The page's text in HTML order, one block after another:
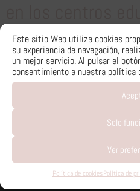
Este sitio Web utiliza cookies
su experiencia de navegación,
un mejor servicio. Al pulsar el
consentimiento a nuestra política
Solo
Ver
Política de cookiesPolítica de
←older
© 2026